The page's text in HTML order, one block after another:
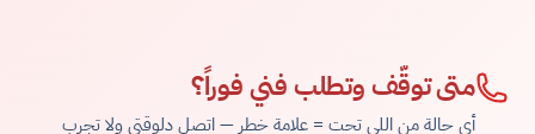
متى توقّف وتطلب فني فوراً؟
أي حالة من اللي تحت = علامة خطر — اتصل دلوقتي ولا تجرب